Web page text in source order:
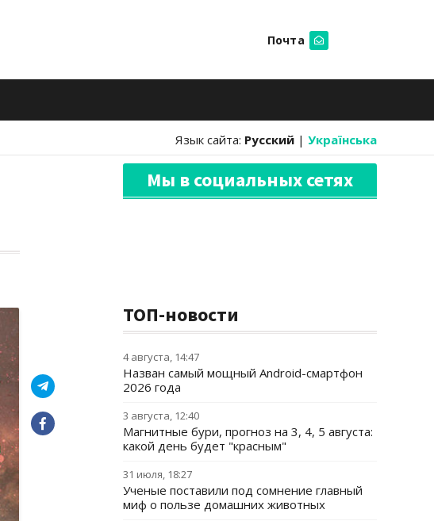
Почта
Язык сайта: Русский | Українська
Мы в социальных сетях
ТОП-новости
4 августа, 14:47
Назван самый мощный Android-смартфон
2026 года
3 августа, 12:40
Магнитные бури, прогноз на 3, 4, 5 августа:
какой день будет "красным"
31 июля, 18:27
Ученые поставили под сомнение главный
миф о пользе домашних животных